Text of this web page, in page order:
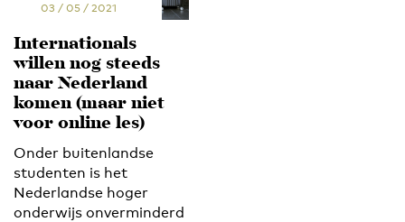
03 / 05 / 2021
Internationals
willen nog steeds
naar Nederland
komen (maar niet
voor online les)
Onder buitenlandse
studenten is het
Nederlandse hoger
onderwijs onverminderd